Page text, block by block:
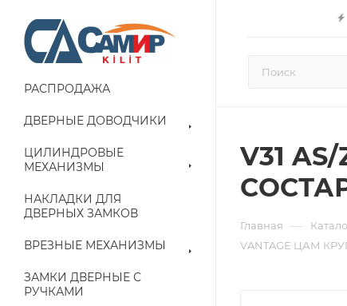
РАСПРОДАЖА
ДВЕРНЫЕ ДОВОДЧИКИ
ЦИЛИНДРОВЫЕ
МЕХАНИЗМЫ
НАКЛАДКИ ДЛЯ
ДВЕРНЫХ ЗАМКОВ
ВРЕЗНЫЕ МЕХАНИЗМЫ
ЗАМКИ ДВЕРНЫЕ С
РУЧКАМИ
V31
Главная —
VANTAGE ЦАМ